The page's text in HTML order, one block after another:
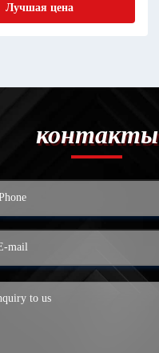
Лучшая цена
контакты